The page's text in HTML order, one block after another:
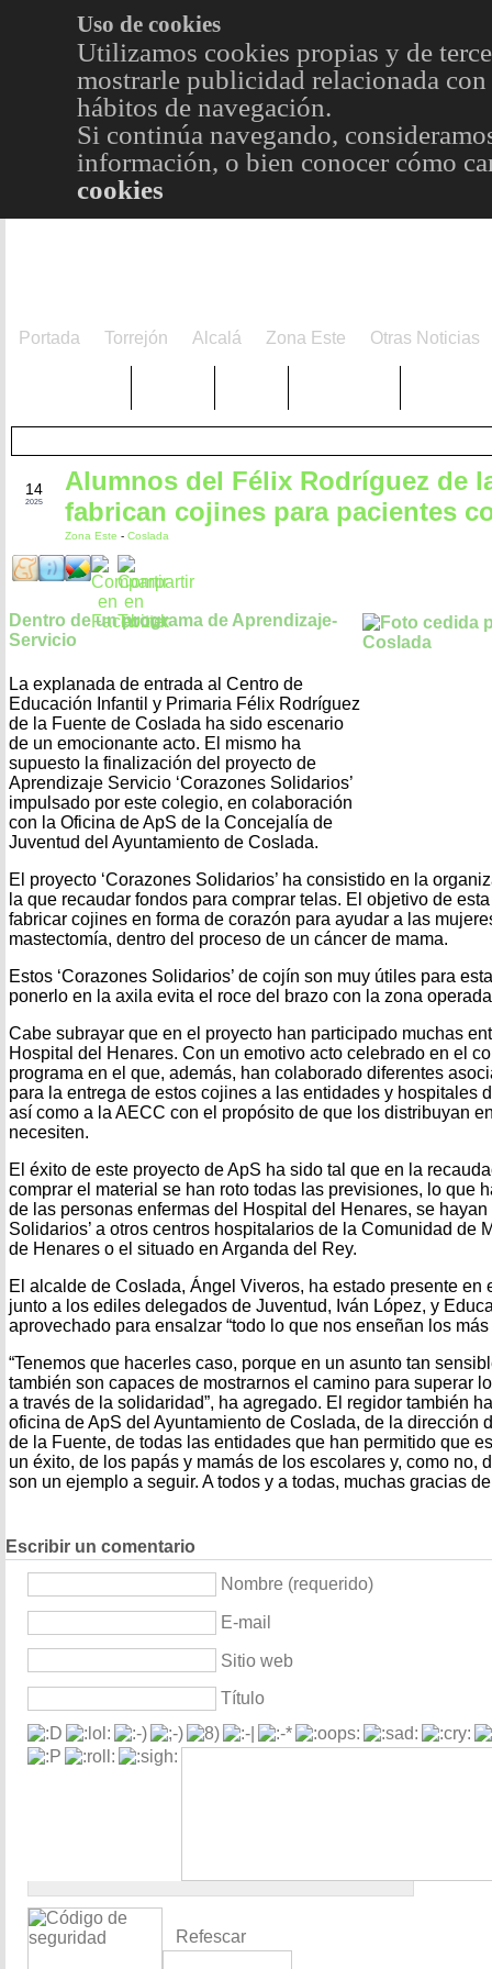
Uso de cookies
Utilizamos cookies propias y de
mostrarle publicidad relacionada
hábitos de navegación.
Si continúa navegando,
información, o bien conocer cómo
cookies
Portada Torrejón Alcalá Zona Este Otras Noticias
14
2025
Alumnos del Félix Rodríguez de
fabrican cojines para pacientes
Zona Este - Coslada
Dentro de un programa de Aprendizaje-
Servicio
La explanada de entrada al Centro de
Educación Infantil y Primaria Félix Rodríguez
de la Fuente de Coslada ha sido escenario
de un emocionante acto. El mismo ha
supuesto la finalización del proyecto de
Aprendizaje Servicio ‘Corazones Solidarios’
impulsado por este colegio, en colaboración
con la Oficina de ApS de la Concejalía de
Juventud del Ayuntamiento de Coslada.
El proyecto ‘Corazones Solidarios’ ha consistido en la
la que recaudar fondos para comprar telas. El objetivo de
fabricar cojines en forma de corazón para ayudar a las
mastectomía, dentro del proceso de un cáncer de mama.
Estos ‘Corazones Solidarios’ de cojín son muy útiles para
ponerlo en la axila evita el roce del brazo con la zona
Cabe subrayar que en el proyecto han participado muchas
Hospital del Henares. Con un emotivo acto celebrado en el
programa en el que, además, han colaborado diferentes
para la entrega de estos cojines a las entidades y hospitales
así como a la AECC con el propósito de que los distribuyan
necesiten.
El éxito de este proyecto de ApS ha sido tal que en la
comprar el material se han roto todas las previsiones, lo que
de las personas enfermas del Hospital del Henares, se hayan
Solidarios’ a otros centros hospitalarios de la Comunidad de
de Henares o el situado en Arganda del Rey.
El alcalde de Coslada, Ángel Viveros, ha estado presente en
junto a los ediles delegados de Juventud, Iván López, y
aprovechado para ensalzar “todo lo que nos enseñan los
“Tenemos que hacerles caso, porque en un asunto tan
también son capaces de mostrarnos el camino para superar
a través de la solidaridad”, ha agregado. El regidor también
oficina de ApS del Ayuntamiento de Coslada, de la dirección
de la Fuente, de todas las entidades que han permitido que
un éxito, de los papás y mamás de los escolares y, como no,
son un ejemplo a seguir. A todos y a todas, muchas gracias
Escribir un comentario
Nombre (requerido)
E-mail
Sitio web
Título
Refescar